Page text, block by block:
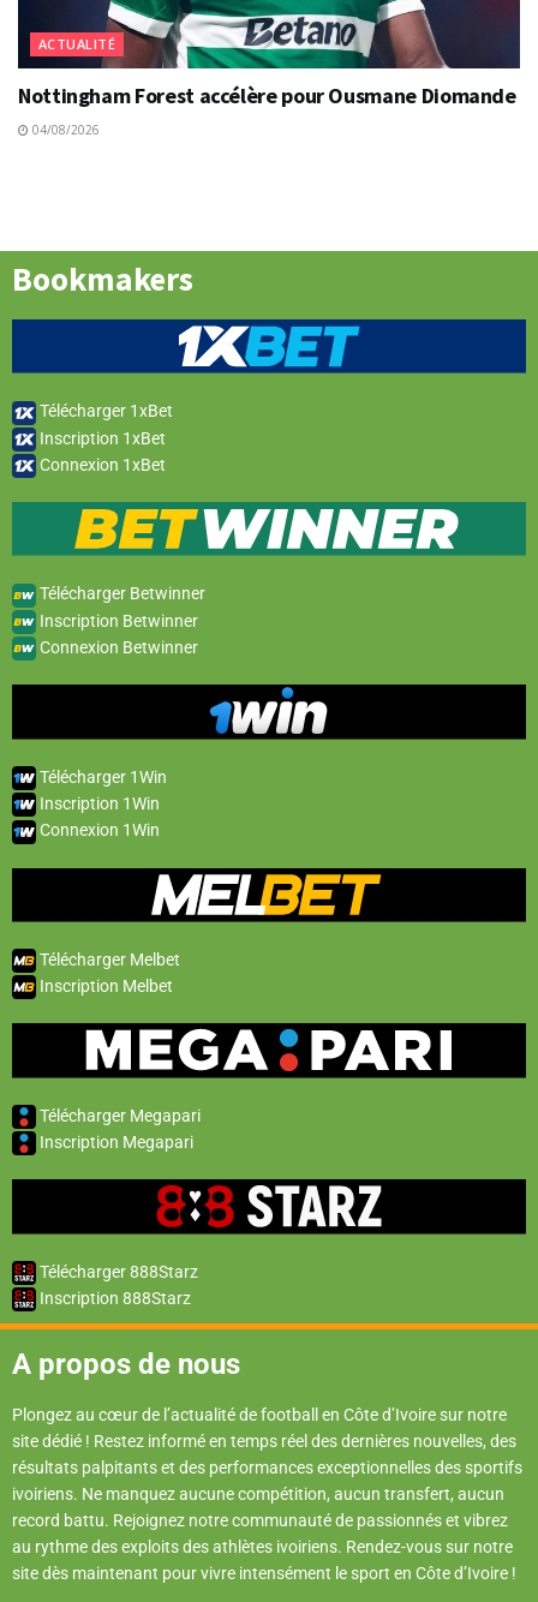
ACTUALITÉ
Nottingham Forest accélère pour Ousmane Diomande
04/08/2026
Bookmakers
Télécharger 1xBet
Inscription 1xBet
Connexion 1xBet
Télécharger Betwinner
Inscription Betwinner
Connexion Betwinner
Télécharger 1Win
Inscription 1Win
Connexion 1Win
Télécharger Melbet
Inscription Melbet
Télécharger Megapari
Inscription Megapari
Télécharger 888Starz
Inscription 888Starz
A propos de nous
Plongez au cœur de l’actualité de football en Côte d’Ivoire sur notre
site dédié ! Restez informé en temps réel des dernières nouvelles, des
résultats palpitants et des performances exceptionnelles des sportifs
ivoiriens. Ne manquez aucune compétition, aucun transfert, aucun
record battu. Rejoignez notre communauté de passionnés et vibrez
au rythme des exploits des athlètes ivoiriens. Rendez-vous sur notre
site dès maintenant pour vivre intensément le sport en Côte d’Ivoire !